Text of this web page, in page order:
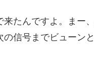
たんですよ。まー
信号までビューン